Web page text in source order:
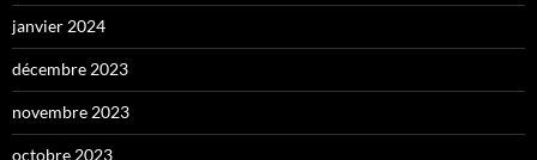
janvier 2024
décembre 2023
novembre 2023
octobre 2023